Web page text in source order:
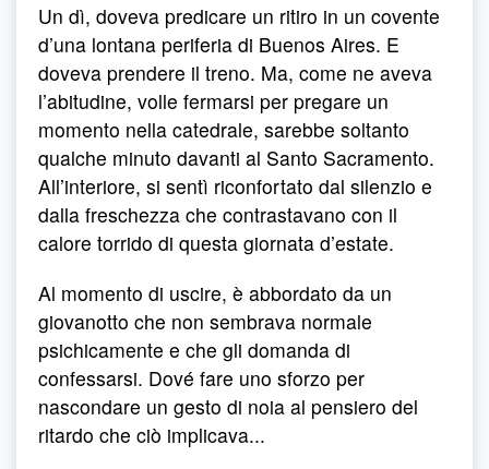
Un dì, doveva predicare un ritiro in un covente
d’una lontana periferia di Buenos Aires. E
doveva prendere il treno. Ma, come ne aveva
l’abitudine, volle fermarsi per pregare un
momento nella catedrale, sarebbe soltanto
qualche minuto davanti al Santo Sacramento.
All’interiore, si sentì riconfortato dal silenzio e
dalla freschezza che contrastavano con il
calore torrido di questa giornata d’estate.
Al momento di uscire, è abbordato da un
giovanotto che non sembrava normale
psichicamente e che gli domanda di
confessarsi. Dové fare uno sforzo per
nascondare un gesto di noia al pensiero del
ritardo che ciò implicava...